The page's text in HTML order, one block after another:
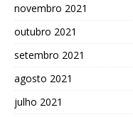
novembro 2021
outubro 2021
setembro 2021
agosto 2021
julho 2021